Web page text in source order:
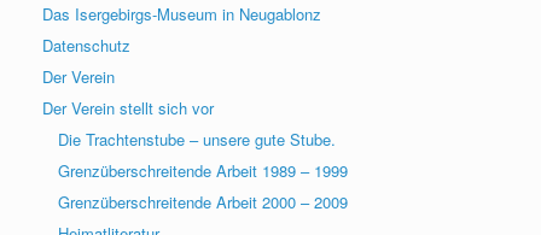
Das Isergebirgs-Museum in Neugablonz
Datenschutz
Der Verein
Der Verein stellt sich vor
Die Trachtenstube – unsere gute Stube.
Grenzüberschreitende Arbeit 1989 – 1999
Grenzüberschreitende Arbeit 2000 – 2009